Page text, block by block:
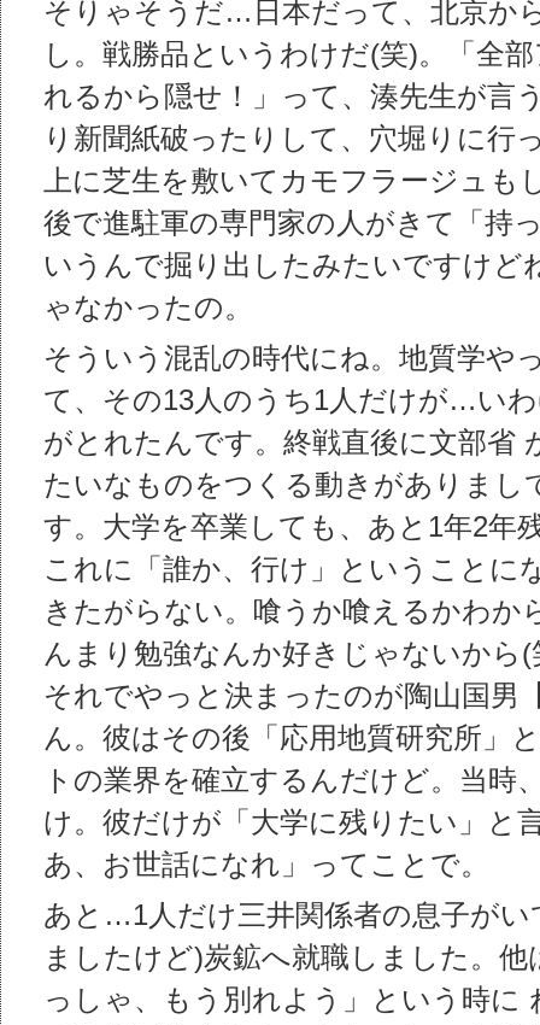
そりゃそうだ…日本だって、北京か
し。戦勝品というわけだ(笑)。「全
れるから隠せ！」って、湊先生が言
り新聞紙破ったりして、穴堀りに行
上に芝生を敷いてカモフラージュも
後で進駐軍の専門家の人がきて「持
いうんで掘り出したみたいですけど
ゃなかったの。
そういう混乱の時代にね。地質学や
て、その13人のうち1人だけが…い
がとれたんです。終戦直後に文部省
たいなものをつくる動きがありまし
す。大学を卒業しても、あと1年2年
これに「誰か、行け」ということに
きたがらない。喰うか喰えるかわ
んまり勉強なんか好きじゃないから(
それでやっと決まったのが陶山国男
ん。彼はその後「応用地質研究所」
トの業界を確立するんだけど。当時
け。彼だけが「大学に残りたい」と
あ、お世話になれ」ってことで。
あと…1人だけ三井関係者の息子が
ましたけど)炭鉱へ就職しました。
っしゃ、もう別れよう」という時に